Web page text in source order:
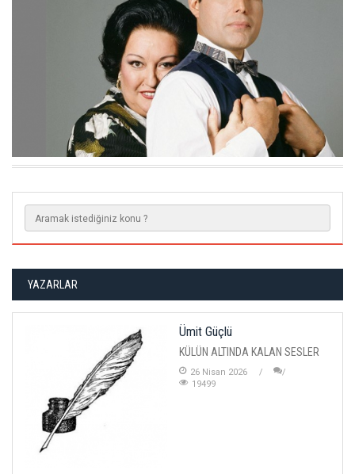
YAZARLAR
Ümit Güçlü
KÜLÜN ALTINDA KALAN SESLER
26 Nisan 2026
19499